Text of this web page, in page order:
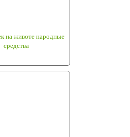
на животе народные
средства